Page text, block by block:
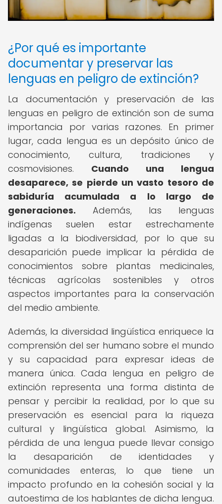
¿Por qué es importante
documentar y preservar las
lenguas en peligro de extinción?
La documentación y preservación de las
lenguas en peligro de extinción son de suma
importancia por varias razones. En primer
lugar, cada lengua es un depósito único de
conocimiento, cultura, tradiciones y
cosmovisiones. Cuando una lengua
desaparece, se pierde un vasto tesoro de
sabiduría acumulada a lo largo de
generaciones. Además, las lenguas
indígenas suelen estar estrechamente
ligadas a la biodiversidad, por lo que su
desaparición puede implicar la pérdida de
conocimientos sobre plantas medicinales,
técnicas agrícolas sostenibles y otros
aspectos importantes para la conservación
del medio ambiente.
Además, la diversidad lingüística enriquece la
comprensión del ser humano sobre el mundo
y su capacidad para expresar ideas de
manera única. Cada lengua en peligro de
extinción representa una forma distinta de
pensar y percibir la realidad, por lo que su
preservación es esencial para la riqueza
cultural y lingüística global. Asimismo, la
pérdida de una lengua puede llevar consigo
la desaparición de identidades y
comunidades enteras, lo que tiene un
impacto profundo en la cohesión social y la
autoestima de los hablantes de dicha lengua.